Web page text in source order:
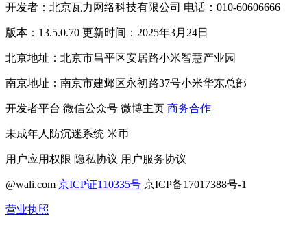
开发者：北京瓦力网络科技有限公司 电话：010-60606666
版本：13.5.0.70 更新时间：2025年3月24日
北京地址：北京市昌平区安居路小米智慧产业园
南京地址：南京市建邺区永初路37号小米华东总部
开发者平台 微信公众号 微博主页 商务合作
未成年人防沉迷系统 米币
用户应用权限 隐私协议 用户服务协议
@wali.com 京ICP证110335号 京ICP备17017388号-1
营业执照